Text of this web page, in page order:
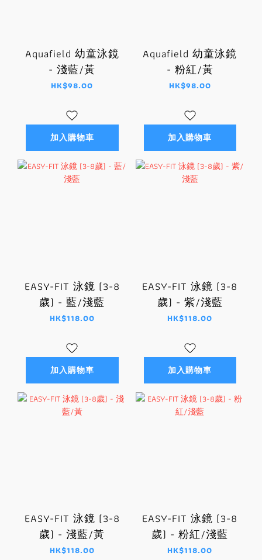
Aquafield 幼童泳鏡
- 淺藍/黃
HK$98.00
加入購物車
Aquafield 幼童泳鏡
- 粉紅/黃
HK$98.00
加入購物車
EASY-FIT 泳鏡 (3-8
歲) - 藍/淺藍
HK$118.00
加入購物車
EASY-FIT 泳鏡 (3-8
歲) - 紫/淺藍
HK$118.00
加入購物車
EASY-FIT 泳鏡 (3-8
歲) - 淺藍/黃
HK$118.00
EASY-FIT 泳鏡 (3-8
歲) - 粉紅/淺藍
HK$118.00